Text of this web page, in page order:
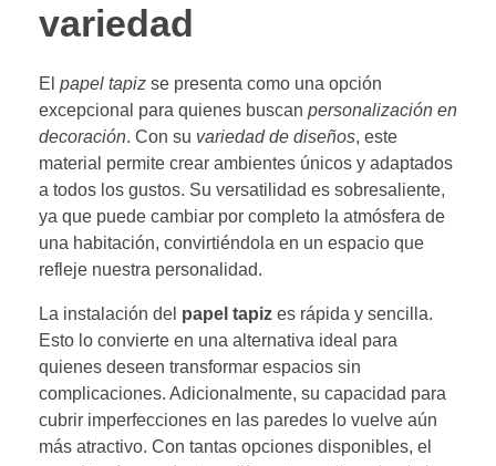
variedad
El papel tapiz se presenta como una opción
excepcional para quienes buscan personalización en
decoración. Con su variedad de diseños, este
material permite crear ambientes únicos y adaptados
a todos los gustos. Su versatilidad es sobresaliente,
ya que puede cambiar por completo la atmósfera de
una habitación, convirtiéndola en un espacio que
refleje nuestra personalidad.
La instalación del papel tapiz es rápida y sencilla.
Esto lo convierte en una alternativa ideal para
quienes deseen transformar espacios sin
complicaciones. Adicionalmente, su capacidad para
cubrir imperfecciones en las paredes lo vuelve aún
más atractivo. Con tantas opciones disponibles, el